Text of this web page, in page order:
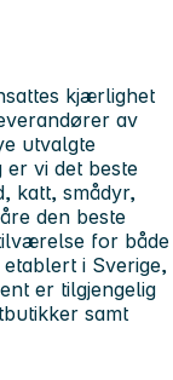
kjærlighet
av
utvalgte
vi det beste
katt, smådyr,
den beste
for både
i Sverige,
er tilgjengelig
samt